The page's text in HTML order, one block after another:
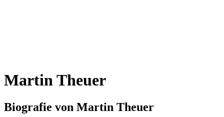
Martin Theuer
Biografie von Martin Theuer